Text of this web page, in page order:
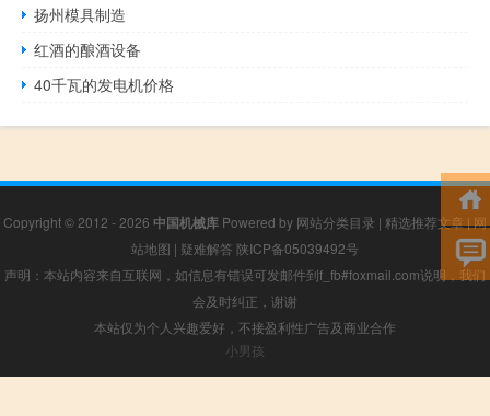
扬州模具制造
红酒的酿酒设备
40千瓦的发电机价格
Copyright © 2012 - 2026 中国机械库 Powered by 网站分类目录 | 精选推荐文章|网
站地图 | 疑难解答 陕ICP备05039492号
声明：本站内容来自互联网，如信息有错误可发邮件到f_fb#foxmail.com说明，我们
会及时纠正，谢谢
本站仅为个人兴趣爱好，不接盈利性广告及商业合作
小男孩